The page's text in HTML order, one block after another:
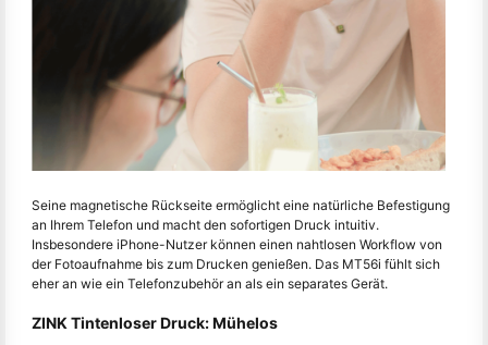
Seine magnetische Rückseite ermöglicht eine natürliche Befestigung
an Ihrem Telefon und macht den sofortigen Druck intuitiv.
Insbesondere iPhone-Nutzer können einen nahtlosen Workflow von
der Fotoaufnahme bis zum Drucken genießen. Das MT56i fühlt sich
eher an wie ein Telefonzubehör an als ein separates Gerät.
ZINK Tintenloser Druck: Mühelos